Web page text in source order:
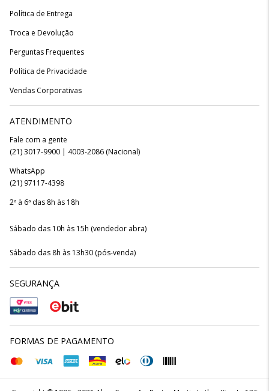
Política de Entrega
Troca e Devolução
Perguntas Frequentes
Política de Privacidade
Vendas Corporativas
ATENDIMENTO
Fale com a gente
(21) 3017-9900 | 4003-2086 (Nacional)
WhatsApp
(21) 97117-4398
2ª à 6ª das 8h às 18h
Sábado das 10h às 15h (vendedor abra)
Sábado das 8h às 13h30 (pós-venda)
SEGURANÇA
FORMAS DE PAGAMENTO